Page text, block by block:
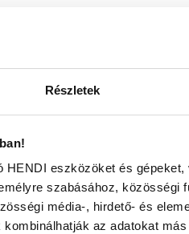
Részletek
eszközöket és
szabásához, közösségi
média-, hirdető- és
az adatokat